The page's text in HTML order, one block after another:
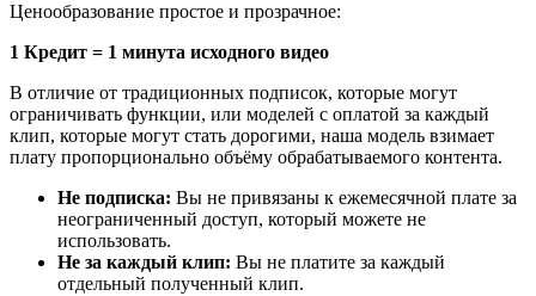
Ценообразование простое и прозрачное:
1 Кредит = 1 минута исходного видео
В отличие от традиционных подписок, которые могут
ограничивать функции, или моделей с оплатой за каждый
клип, которые могут стать дорогими, наша модель взимает
плату пропорционально объёму обрабатываемого контента.
Не подписка: Вы не привязаны к ежемесячной плате за
неограниченный доступ, который можете не
использовать.
Не за каждый клип: Вы не платите за каждый
отдельный полученный клип.